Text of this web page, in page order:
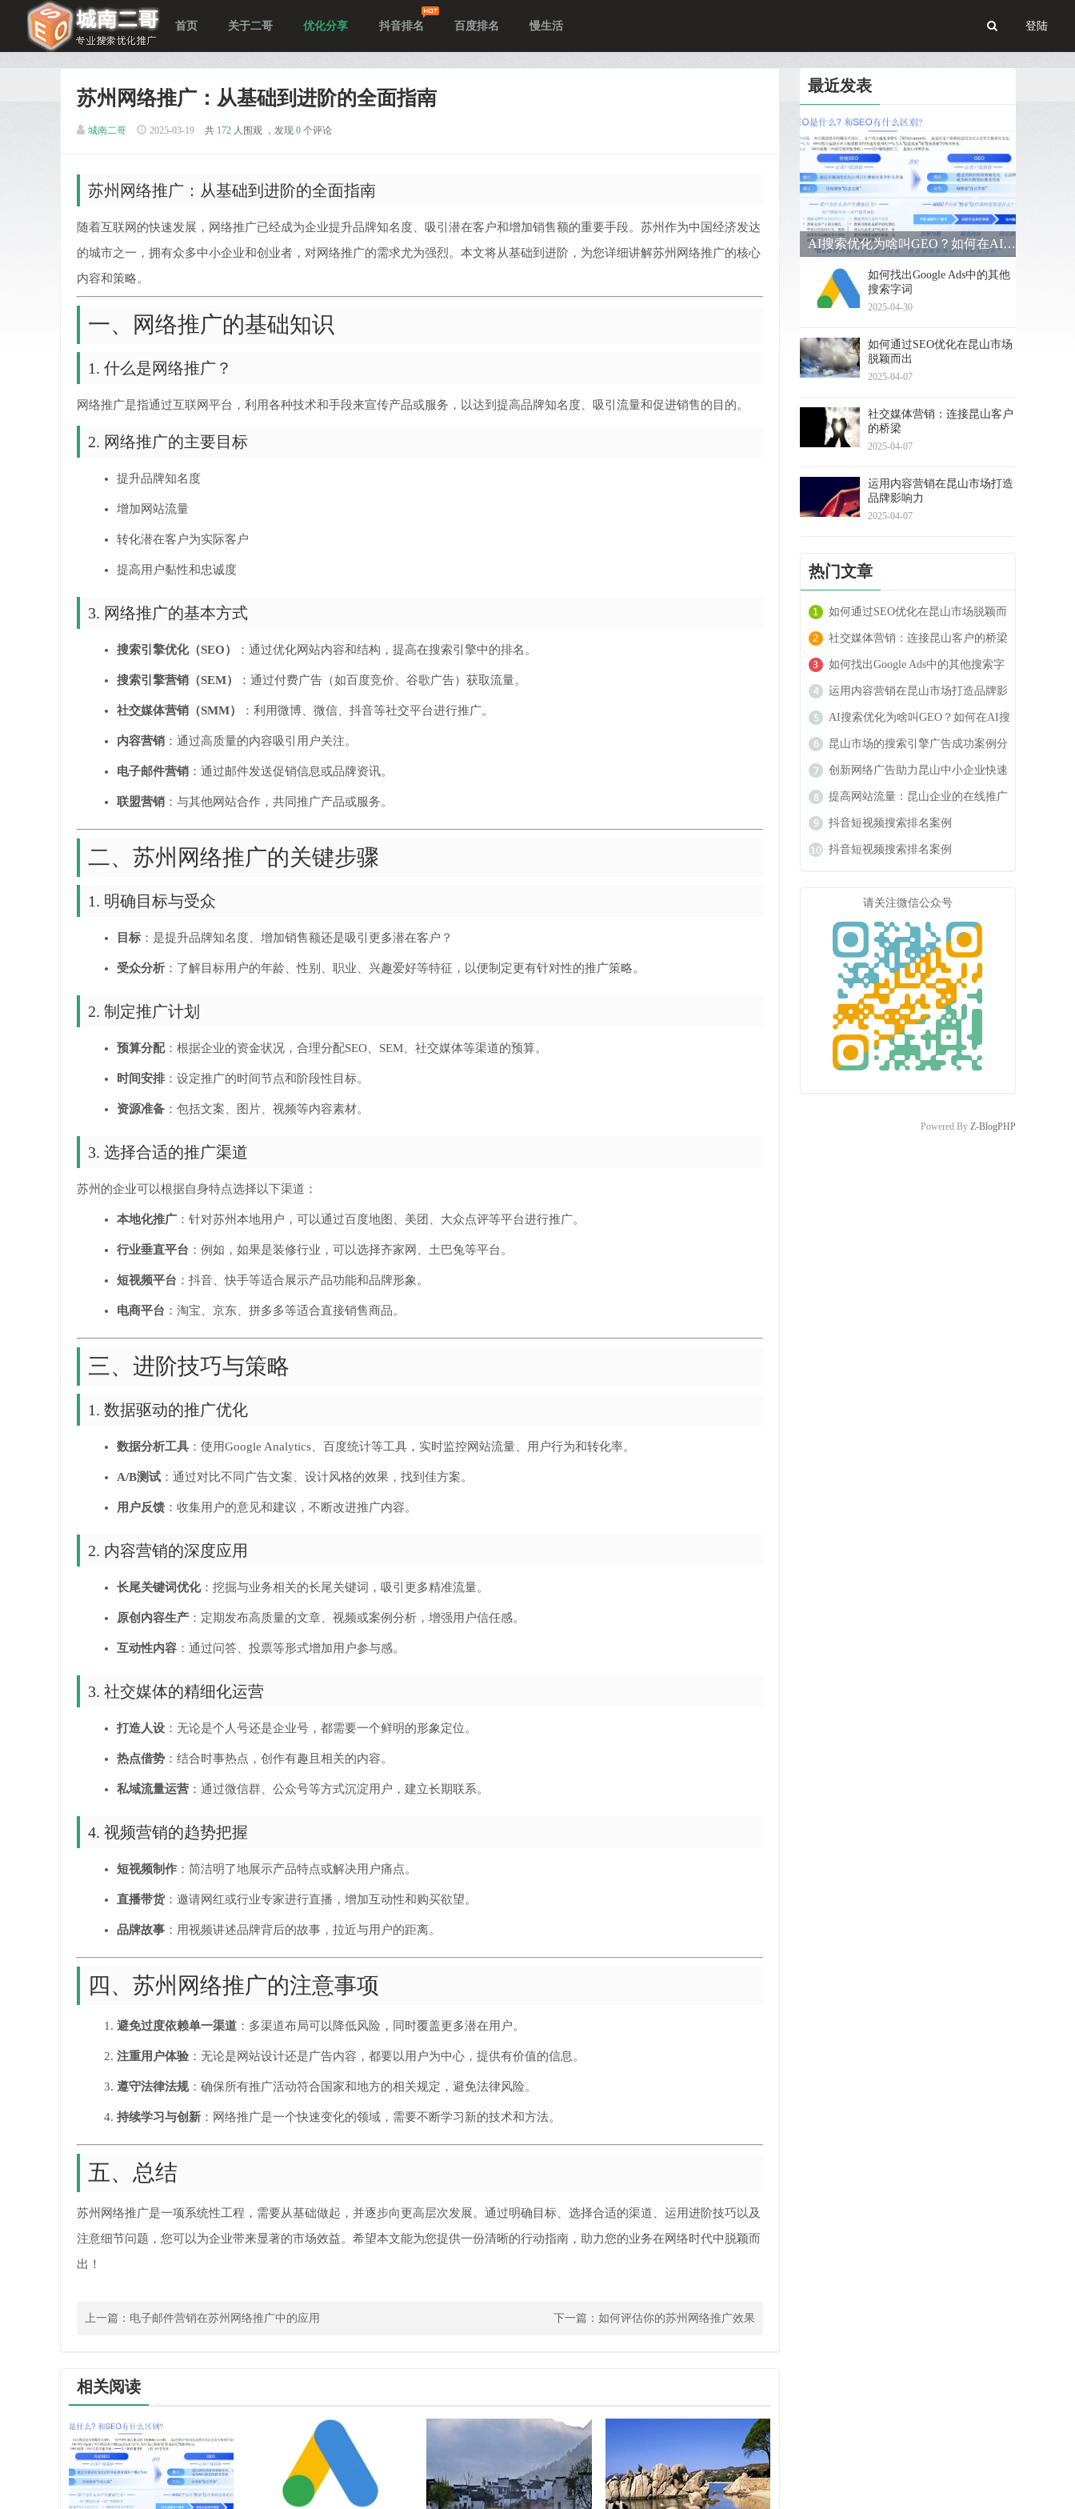
首页 关于二哥 优化分享 抖音排名 百度排名 慢生活 登陆
苏州网络推广：从基础到进阶的全面指南
城南二哥 2025-03-19 共 172 人围观 ，发现 0 个评论
苏州网络推广：从基础到进阶的全面指南
随着互联网的快速发展，网络推广已经成为企业提升品牌知名度、吸引潜在客户和增加销售额的重要手段。苏州作为中国经济发达
的城市之一，拥有众多中小企业和创业者，对网络推广的需求尤为强烈。本文将从基础到进阶，为您详细讲解苏州网络推广的核心
内容和策略。
一、网络推广的基础知识
1. 什么是网络推广？
网络推广是指通过互联网平台，利用各种技术和手段来宣传产品或服务，以达到提高品牌知名度、吸引流量和促进销售的目的。
2. 网络推广的主要目标
提升品牌知名度
增加网站流量
转化潜在客户为实际客户
提高用户黏性和忠诚度
3. 网络推广的基本方式
搜索引擎优化（SEO） ：通过优化网站内容和结构，提高在搜索引擎中的排名。
搜索引擎营销（SEM） ：通过付费广告（如百度竞价、谷歌广告）获取流量。
社交媒体营销（SMM） ：利用微博、微信、抖音等社交平台进行推广。
内容营销：通过高质量的内容吸引用户关注。
电子邮件营销：通过邮件发送促销信息或品牌资讯。
联盟营销：与其他网站合作，共同推广产品或服务。
二、苏州网络推广的关键步骤
1. 明确目标与受众
目标：是提升品牌知名度、增加销售额还是吸引更多潜在客户？
受众分析：了解目标用户的年龄、性别、职业、兴趣爱好等特征，以便制定更有针对性的推广策略。
2. 制定推广计划
预算分配：根据企业的资金状况，合理分配SEO、SEM、社交媒体等渠道的预算。
时间安排：设定推广的时间节点和阶段性目标。
资源准备：包括文案、图片、视频等内容素材。
3. 选择合适的推广渠道
苏州的企业可以根据自身特点选择以下渠道：
本地化推广：针对苏州本地用户，可以通过百度地图、美团、大众点评等平台进行推广。
行业垂直平台 ：例如，如果是装修行业，可以选择齐家网、土巴兔等平台。
短视频平台 ：抖音、快手等适合展示产品功能和品牌形象。
电商平台 ：淘宝、京东、拼多多等适合直接销售商品。
三、进阶技巧与策略
1. 数据驱动的推广优化
数据分析工具：使用Google Analytics、百度统计等工具，实时监控网站流量、用户行为和转化率。
A/B测试：通过对比不同广告文案、设计风格的效果，找到佳方案。
用户反馈：收集用户的意见和建议，不断改进推广内容。
2. 内容营销的深度应用
长尾关键词优化：挖掘与业务相关的长尾关键词，吸引更多精准流量。
原创内容生产：定期发布高质量的文章、视频或案例分析，增强用户信任感。
互动性内容：通过问答、投票等形式增加用户参与感。
3. 社交媒体的精细化运营
打造人设：无论是个人号还是企业号，都需要一个鲜明的形象定位。
热点借势：结合时事热点，创作有趣且相关的内容。
私域流量运营：通过微信群、公众号等方式沉淀用户，建立长期联系。
4. 视频营销的趋势把握
短视频制作：简洁明了地展示产品特点或解决用户痛点。
直播带货：邀请网红或行业专家进行直播，增加互动性和购买欲望。
品牌故事：用视频讲述品牌背后的故事，拉近与用户的距离。
四、苏州网络推广的注意事项
避免过度依赖单一渠道：多渠道布局可以降低风险，同时覆盖更多潜在用户。
注重用户体验：无论是网站设计还是广告内容，都要以用户为中心，提供有价值的信息。
遵守法律法规：确保所有推广活动符合国家和地方的相关规定，避免法律风险。
持续学习与创新：网络推广是一个快速变化的领域，需要不断学习新的技术和方法。
五、总结
苏州网络推广是一项系统性工程，需要从基础做起，并逐步向更高层次发展。通过明确目标、选择合适的渠道、运用进阶技巧以及
注意细节问题，您可以为企业带来显著的市场效益。希望本文能为您提供一份清晰的行动指南，助力您的业务在网络时代中脱颖而
出！
上一篇： 电子邮件营销在苏州网络推广中的应用 下一篇： 如何评估你的苏州网络推广效果
相关阅读
最近发表
AI搜索优化为啥叫GEO？如何在AI搜索中获得排名？
如何找出Google Ads中的其他
搜索字词
2025-04-30
如何通过SEO优化在昆山市场
脱颖而出
2025-04-07
社交媒体营销：连接昆山客户
的桥梁
2025-04-07
运用内容营销在昆山市场打造
品牌影响力
2025-04-07
热门文章
如何通过SEO优化在昆山市场脱颖而
出
社交媒体营销：连接昆山客户的桥梁
如何找出Google Ads中的其他搜索字
词
运用内容营销在昆山市场打造品牌影
响力
AI搜索优化为啥叫GEO？如何在AI搜
索中获得排名？
昆山市场的搜索引擎广告成功案例分
析
创新网络广告助力昆山中小企业快速
成长
提高网站流量：昆山企业的在线推广
秘籍
抖音短视频搜索排名案例
抖音短视频搜索排名案例
请关注微信公众号
Powered By Z-BlogPHP